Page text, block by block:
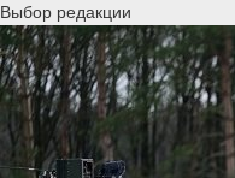
Выбор редакции